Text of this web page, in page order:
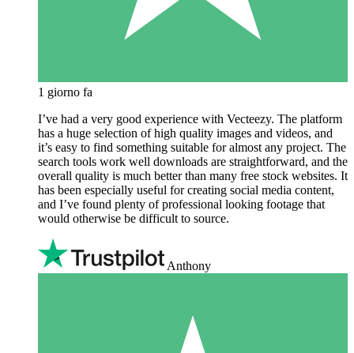
1 giorno fa
I’ve had a very good experience with Vecteezy. The platform
has a huge selection of high quality images and videos, and
it’s easy to find something suitable for almost any project. The
search tools work well downloads are straightforward, and the
overall quality is much better than many free stock websites. It
has been especially useful for creating social media content,
and I’ve found plenty of professional looking footage that
would otherwise be difficult to source.
Anthony